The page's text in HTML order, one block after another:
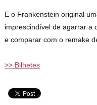
E o Frankenstein original
imprescindível de agarrar a
e comparar com o remake
>> Bilhetes